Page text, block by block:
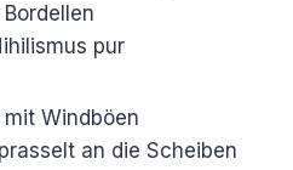
pur
Windböen
an die Scheiben